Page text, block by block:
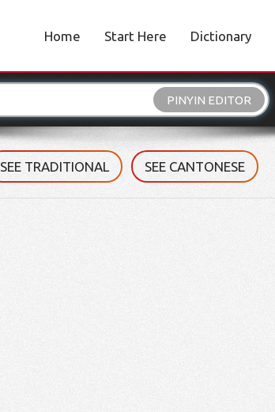
Home Start Here Dictionary
PINYIN EDITOR
SEE TRADITIONAL SEE CANTONESE